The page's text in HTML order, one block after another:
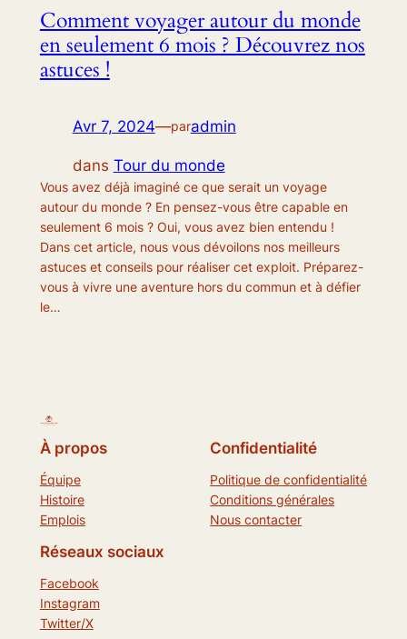
Comment voyager autour du monde
en seulement 6 mois ? Découvrez nos
astuces !
Avr 7, 2024—paradmin
dans Tour du monde
Vous avez déjà imaginé ce que serait un voyage
autour du monde ? En pensez-vous être capable en
seulement 6 mois ? Oui, vous avez bien entendu !
Dans cet article, nous vous dévoilons nos meilleurs
astuces et conseils pour réaliser cet exploit. Préparez-
vous à vivre une aventure hors du commun et à défier
le…
À propos
Équipe
Histoire
Emplois
Confidentialité
Politique de confidentialité
Conditions générales
Nous contacter
Réseaux sociaux
Facebook
Instagram
Twitter/X